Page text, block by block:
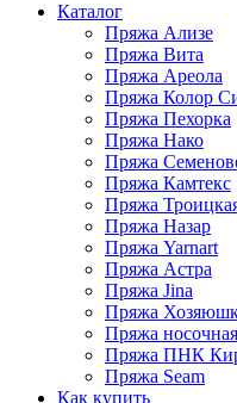
Каталог
Пряжа Ализе
Пряжа Вита
Пряжа Ареола
Пряжа Колор
Пряжа Пехорка
Пряжа Нако
Пряжа
Пряжа Камтекс
Пряжа
Пряжа Назар
Пряжа Yarnart
Пряжа Астра
Пряжа Jina
Пряжа
Пряжа носочная
Пряжа ПНК
Пряжа Seam
Как купить